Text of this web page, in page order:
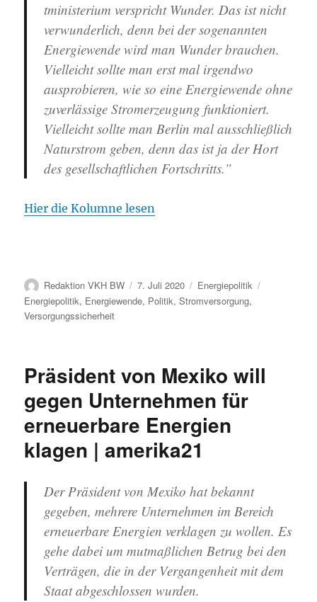
tministerium verspricht Wunder. Das ist nicht
verwunderlich, denn bei der sogenannten
Energiewende wird man Wunder brauchen.
Vielleicht sollte man erst mal irgendwo
ausprobieren, wie so eine Energiewende ohne
zuverlässige Stromerzeugung funktioniert.
Vielleicht sollte man Berlin mal ausschließlich
Naturstrom geben, denn das ist ja der Hort
des gesellschaftlichen Fortschritts.”
Hier die Kolumne lesen
Autor
Redaktion VKH BW
Veröffentlicht
am
7. Juli 2020 Kategorien
Energiepolitik
Energiepolitik, Energiewende, Politik,Stromversorgung,
Versorgungssicherheit
Präsident von Mexiko will
gegen Unternehmen für
erneuerbare Energien
klagen | amerika21
Der Präsident von Mexiko hat bekannt
gegeben, mehrere Unternehmen im Bereich
erneuerbare Energien verklagen zu wollen. Es
gehe dabei um mutmaßlichen Betrug bei den
Verträgen, die in der Vergangenheit mit dem
Staat abgeschlossen wurden.